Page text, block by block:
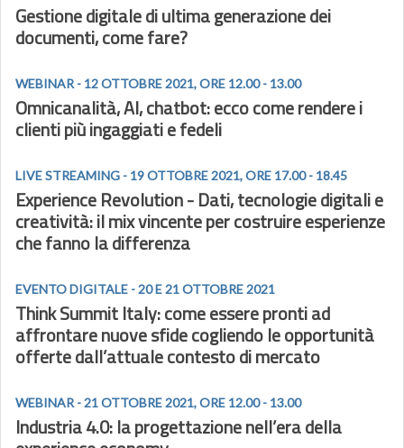
Gestione digitale di ultima generazione dei
documenti, come fare?
WEBINAR - 12 OTTOBRE 2021, ORE 12.00 - 13.00
Omnicanalità, AI, chatbot: ecco come rendere i
clienti più ingaggiati e fedeli
LIVE STREAMING - 19 OTTOBRE 2021, ORE 17.00 - 18.45
Experience Revolution - Dati, tecnologie digitali e
creatività: il mix vincente per costruire esperienze
che fanno la differenza
EVENTO DIGITALE - 20 E 21 OTTOBRE 2021
Think Summit Italy: come essere pronti ad
affrontare nuove sfide cogliendo le opportunità
offerte dall’attuale contesto di mercato
WEBINAR - 21 OTTOBRE 2021, ORE 12.00 - 13.00
Industria 4.0: la progettazione nell’era della